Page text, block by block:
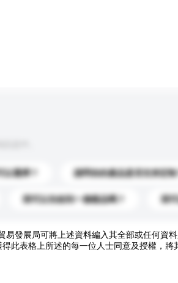
選擇？ 請問你的產品是否支持定制
我可以先收到一個樣品嗎？ 我
易發展局可將上述資料編入其全部或任何資
此表格上所述的每一位人士同意及授權，將